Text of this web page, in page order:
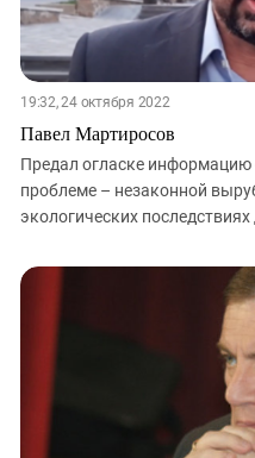
19:32, 24 октября 2022
Павел Мартиросов
Предал огласке
проблеме – незаконной
экологических